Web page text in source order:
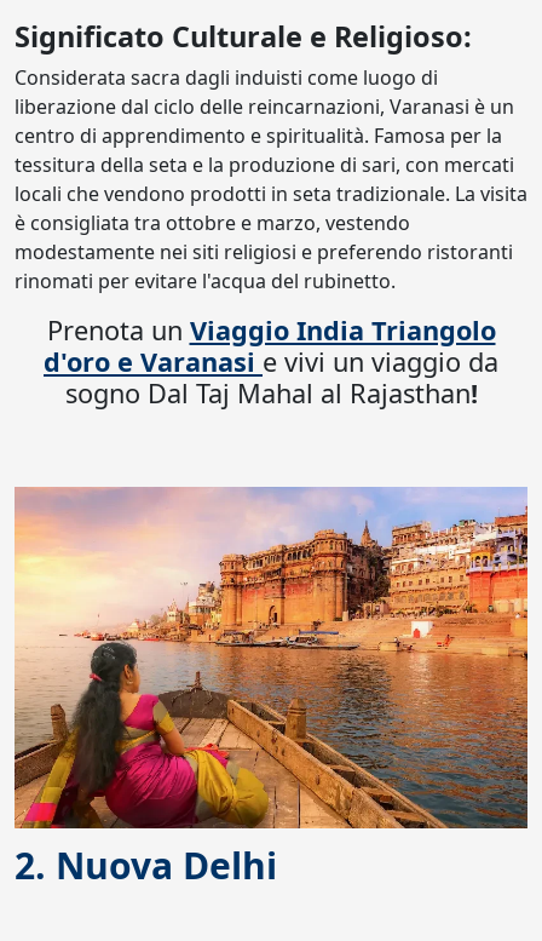
Significato Culturale e Religioso:
Considerata sacra dagli induisti come luogo di
liberazione dal ciclo delle reincarnazioni, Varanasi è un
centro di apprendimento e spiritualità. Famosa per la
tessitura della seta e la produzione di sari, con mercati
locali che vendono prodotti in seta tradizionale. La visita
è consigliata tra ottobre e marzo, vestendo
modestamente nei siti religiosi e preferendo ristoranti
rinomati per evitare l'acqua del rubinetto.
Prenota un Viaggio India Triangolo
d'oro e Varanasi e vivi un viaggio da
sogno Dal Taj Mahal al Rajasthan!
2. Nuova Delhi